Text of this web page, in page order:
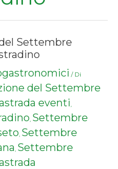
Settembre
/ Di
del Settembre
eventi,
, Settembre
, Settembre
, Settembre